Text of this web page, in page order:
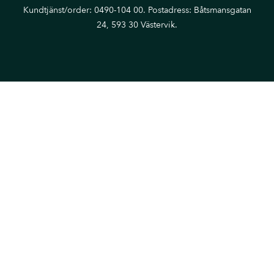
Kundtjänst/order: 0490-104 00. Postadress: Båtsmansgatan
24, 593 30 Västervik.